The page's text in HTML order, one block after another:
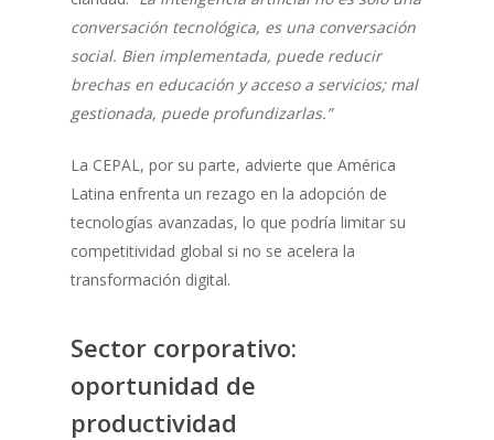
conversación tecnológica, es una conversación
social. Bien implementada, puede reducir
brechas en educación y acceso a servicios; mal
gestionada, puede profundizarlas.”
La CEPAL, por su parte, advierte que América
Latina enfrenta un rezago en la adopción de
tecnologías avanzadas, lo que podría limitar su
competitividad global si no se acelera la
transformación digital.
Sector corporativo:
oportunidad de
productividad